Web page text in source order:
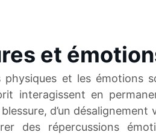
et
physiques et les émotions
interagissent en
blessure, d’un
des répercussions